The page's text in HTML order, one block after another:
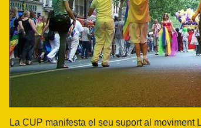
La CUP manifesta el seu suport al